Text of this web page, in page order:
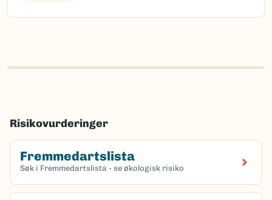
Risikovurderinger
Fremmedartslista
Søk i Fremmedartslista - se økologisk risiko